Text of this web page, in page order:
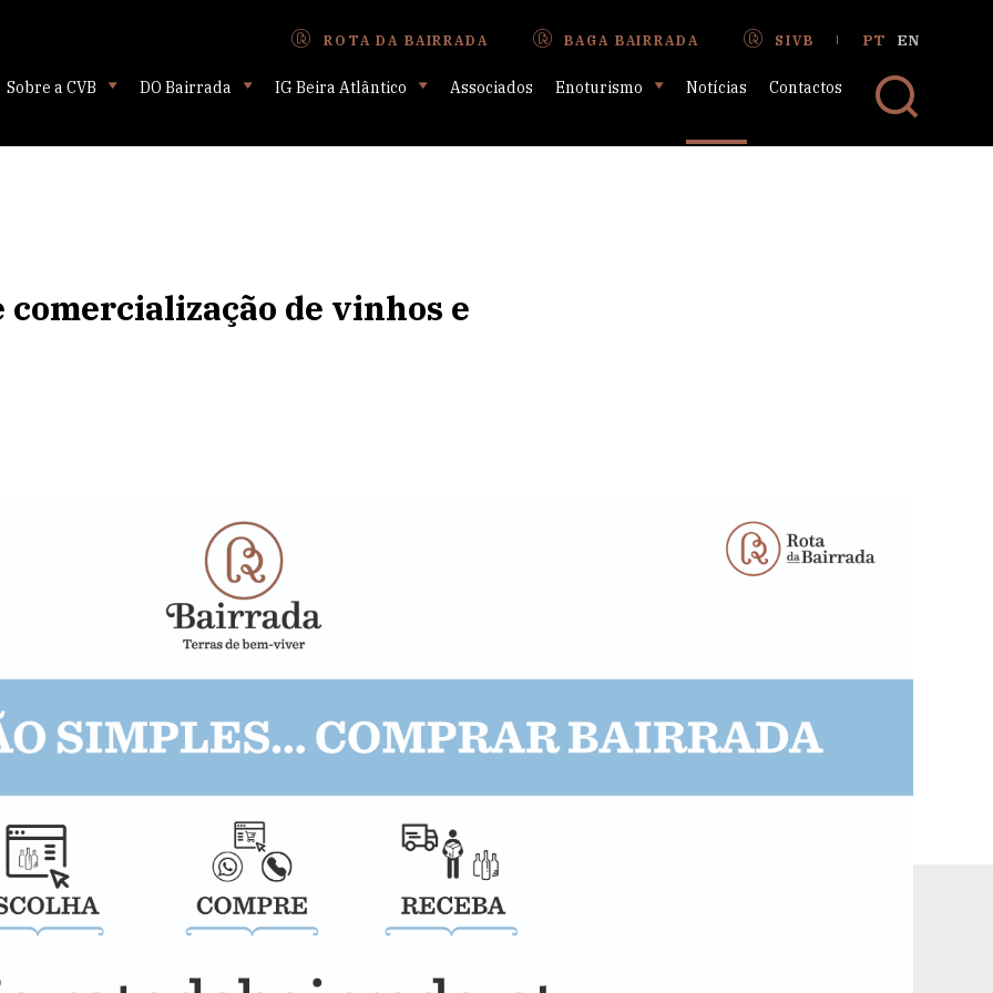
ROTA DA BAIRRADA BAGA BAIRRADA SIVB PT EN
Sobre a CVB DO Bairrada IG Beira Atlântico Associados Enoturismo Notícias Contactos
de vinhos e